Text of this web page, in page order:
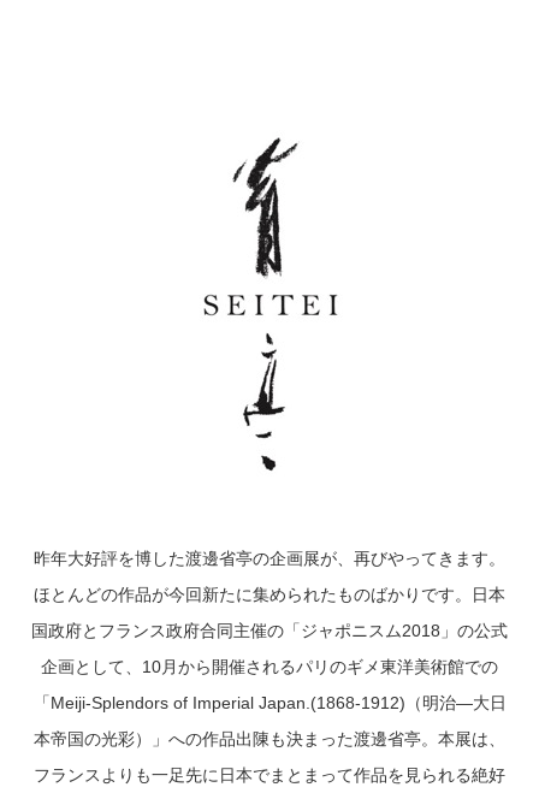
昨年大好評を博した渡邊省亭の企画展が、再びやってきます。
ほとんどの作品が今回新たに集められたものばかりです。日本
国政府とフランス政府合同主催の「ジャポニスム2018」の公式
企画として、10月から開催されるパリのギメ東洋美術館での
「Meiji-Splendors of Imperial Japan.(1868-1912)（明治―大日
本帝国の光彩）」への作品出陳も決まった渡邊省亭。本展は、
フランスよりも一足先に日本でまとまって作品を見られる絶好